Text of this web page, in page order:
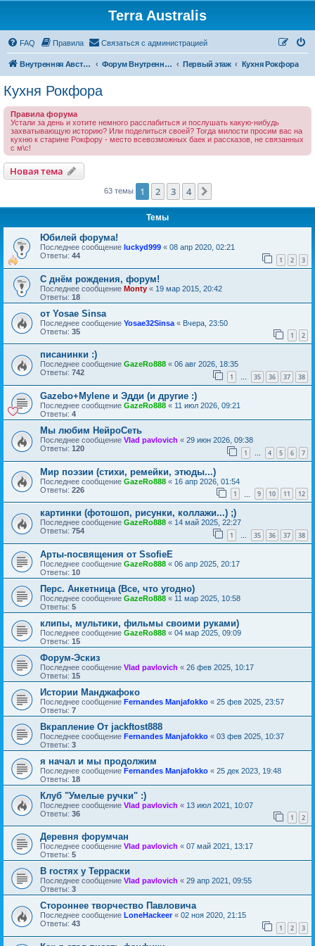
Terra Australis
FAQ Правила Связаться с администрацией
Внутренняя Австралия Форум Внутренней Австралии Первый этаж Кухня Рокфора
Кухня Рокфора
Правила форума
Устали за день и хотите немного расслабиться и послушать какую-нибудь
захватывающую историю? Или поделиться своей? Тогда милости просим вас на
кухню к старине Рокфору - место всевозможных баек и рассказов, не связанных
с м\с!
Новая тема
Новаятема
63 темы 1 2 3 4
Темы
Юбилей форума!
Последнее сообщение luckyd999 « 08 апр 2020, 02:21
Ответы: 44 1 2 3
С днём рождения, форум!
Последнее сообщение Monty « 19 мар 2015, 20:42
Ответы: 18
oт Yosae Sinsa
Последнее сообщение Yosae32Sinsa « Вчера, 23:50
Ответы: 35 1 2
писанинки :)
Последнее сообщение GazeRo888 « 06 авг 2026, 18:35
Ответы: 742 1 … 35 36 37 38
Gazebo+Mylene и Эдди (и другие :)
Последнее сообщение GazeRo888 « 11 июл 2026, 09:21
Ответы: 4
Мы любим НейроСеть
Последнее сообщение Vlad pavlovich « 29 июн 2026, 09:38
Ответы: 120 1 … 4 5 6 7
Мир поэзии (стихи, ремейки, этюды...)
Последнее сообщение GazeRo888 « 16 апр 2026, 01:54
Ответы: 226 1 9 10 11 12
картинки (фотошоп, рисунки, коллажи...) ;)
Последнее сообщение GazeRo888 « 14 май 2025, 22:27
Ответы: 754 1 … 35 36 37 38
Арты-посвящения от SsofieE
Последнее сообщение GazeRo888 « 06 апр 2025, 20:17
Ответы: 10
Перс. Анкетница (Все, что угодно)
Последнее сообщение GazeRo888 « 11 мар 2025, 10:58
Ответы: 5
клипы, мультики, фильмы своими руками)
Последнее сообщение GazeRo888 « 04 мар 2025, 09:09
Ответы: 15
Форум-Эскиз
Последнее сообщение Vlad pavlovich « 26 фев 2025, 10:17
Ответы: 15
Истории Манджафоко
Последнее сообщение Fernandes Manjafokko « 25 фев 2025, 23:57
Ответы: 7
Вкрапление От jackftost888
Последнее сообщение Fernandes Manjafokko « 03 фев 2025, 10:37
Ответы: 3
я начал и мы продолжим
Последнее сообщение Fernandes Manjafokko « 25 дек 2023, 19:48
Ответы: 18
Клуб "Умелые ручки" :)
Последнее сообщение Vlad pavlovich « 13 июл 2021, 10:07
Ответы: 36 1 2
Деревня форумчан
Последнее сообщение Vlad pavlovich « 07 май 2021, 13:17
Ответы: 5
В гостях у Терраски
Последнее сообщение Vlad pavlovich « 29 апр 2021, 09:55
Ответы: 3
Стороннее творчество Павловича
Последнее сообщение LoneHackeer« 02 ноя 2020, 21:15
Ответы: 43 1 2 3